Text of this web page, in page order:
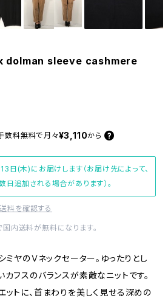
sleeve cashmere
数料無料で月々¥3,110から
日(木)にお届けします（お届け先によって、
日追加される場合があります）。
送料を確認する
内送料が無料になります。
ヤのＶネックセーター。ゆったりとし
カフスのバランスが素敵なニットです。
ットに、首まわりを美しく見せる深めの